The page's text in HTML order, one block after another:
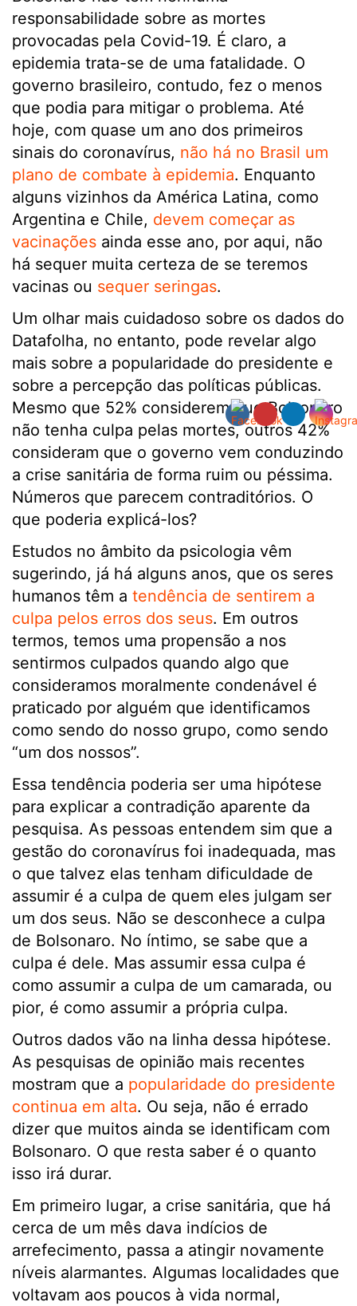
responsabilidade sobre as mortes
provocadas pela Covid-19. É claro, a
epidemia trata-se de uma fatalidade. O
governo brasileiro, contudo, fez o menos
que podia para mitigar o problema. Até
hoje, com quase um ano dos primeiros
sinais do coronavírus, não há no Brasil um
plano de combate à epidemia. Enquanto
alguns vizinhos da América Latina, como
Argentina e Chile, devem começar as
vacinações ainda esse ano, por aqui, não
há sequer muita certeza de se teremos
vacinas ou sequer seringas.
Um olhar mais cuidadoso sobre os dados do
Datafolha, no entanto, pode revelar algo
mais sobre a popularidade do presidente e
sobre a percepção das políticas públicas.
Mesmo que 52% considerem que Bolsonaro
não tenha culpa pelas mortes, outros 42%
consideram que o governo vem conduzindo
a crise sanitária de forma ruim ou péssima.
Números que parecem contraditórios. O
que poderia explicá-los?
Estudos no âmbito da psicologia vêm
sugerindo, já há alguns anos, que os seres
humanos têm a tendência de sentirem a
culpa pelos erros dos seus. Em outros
termos, temos uma propensão a nos
sentirmos culpados quando algo que
consideramos moralmente condenável é
praticado por alguém que identificamos
como sendo do nosso grupo, como sendo
“um dos nossos”.
Essa tendência poderia ser uma hipótese
para explicar a contradição aparente da
pesquisa. As pessoas entendem sim que a
gestão do coronavírus foi inadequada, mas
o que talvez elas tenham dificuldade de
assumir é a culpa de quem eles julgam ser
um dos seus. Não se desconhece a culpa
de Bolsonaro. No íntimo, se sabe que a
culpa é dele. Mas assumir essa culpa é
como assumir a culpa de um camarada, ou
pior, é como assumir a própria culpa.
Outros dados vão na linha dessa hipótese.
As pesquisas de opinião mais recentes
mostram que a popularidade do presidente
continua em alta. Ou seja, não é errado
dizer que muitos ainda se identificam com
Bolsonaro. O que resta saber é o quanto
isso irá durar.
Em primeiro lugar, a crise sanitária, que há
cerca de um mês dava indícios de
arrefecimento, passa a atingir novamente
níveis alarmantes. Algumas localidades que
voltavam aos poucos à vida normal,